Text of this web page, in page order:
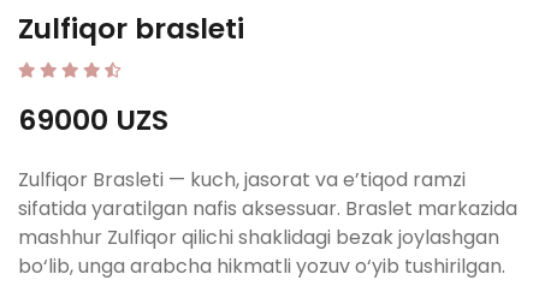
Zulfiqor brasleti
69000 UZS
Zulfiqor Brasleti — kuch, jasorat va e’tiqod ramzi
sifatida yaratilgan nafis aksessuar. Braslet markazida
mashhur Zulfiqor qilichi shaklidagi bezak joylashgan
bo‘lib, unga arabcha hikmatli yozuv o‘yib tushirilgan.